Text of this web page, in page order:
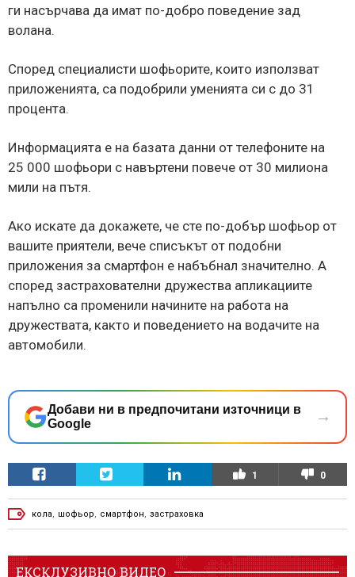
ги насърчава да имат по-добро поведение зад
волана.
Според специалисти шофьорите, които използват
приложенията, са подобрили уменията си с до 31
процента.
Информацията е на базата данни от телефоните на
25 000 шофьори с навъртени повече от 30 милиона
мили на пътя.
Ако искате да докажете, че сте по-добър шофьор от
вашите приятели, вече списъкът от подобни
приложения за смартфон е набъбнал значително. А
според застрахователни дружества апликациите
напълно са променили начините на работа на
дружествата, както и поведението на водачите на
автомобили.
Добави ни в предпочитани източници в
Google
→
1 0
кола шофьор смартфон застраховка
ЕКСКЛУЗИВНО ВИДЕО